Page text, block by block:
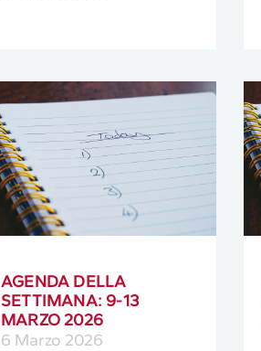
AGENDA DELLA
SETTIMANA: 9-13
MARZO 2026
6 Marzo 2026